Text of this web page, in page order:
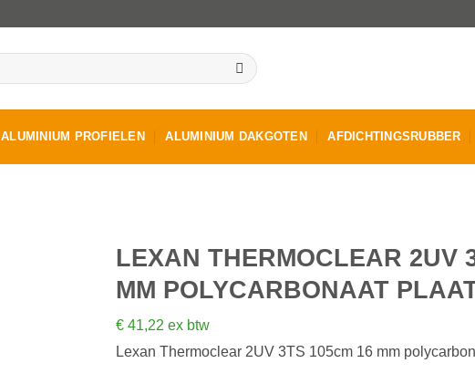
ALUMINIUM PROFIELEN ALUMINIUM DAKGOTEN AFDICHTINGSRUBBER
LEXAN THERMOCLEAR 2UV
MM POLYCARBONAAT
€ 41,22 ex btw
Lexan Thermoclear 2UV 3TS 105cm 16 mm